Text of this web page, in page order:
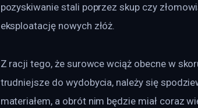
pozyskiwanie stali poprzez skup czy
eksploatację nowych złóż.
Z racji tego, że surowce wciąż obecne w
trudniejsze do wydobycia, należy się
materiałem, a obrót nim będzie miał coraz